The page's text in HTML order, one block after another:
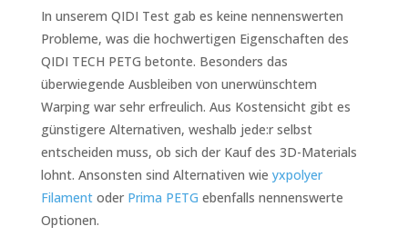
In unserem QIDI Test gab es keine nennenswerten
Probleme, was die hochwertigen Eigenschaften des
QIDI TECH PETG betonte. Besonders das
überwiegende Ausbleiben von unerwünschtem
Warping war sehr erfreulich. Aus Kostensicht gibt es
günstigere Alternativen, weshalb jede:r selbst
entscheiden muss, ob sich der Kauf des 3D-Materials
lohnt. Ansonsten sind Alternativen wie yxpolyer
Filamentoder Prima PETG ebenfalls nennenswerte
Optionen.